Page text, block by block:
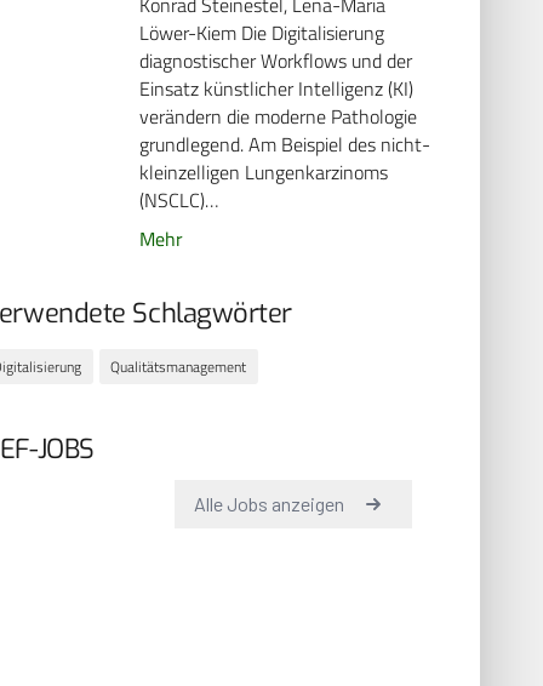
Löwer-Kiem Die Digitalisierung
diagnostischer Workflows und der
Einsatz künstlicher Intelligenz (KI)
verändern die moderne Pathologie
grundlegend. Am Beispiel des nicht-
kleinzelligen Lungenkarzinoms
(NSCLC)…
Mehr
Schlagwörter
Qualitätsmanagement
JOBS